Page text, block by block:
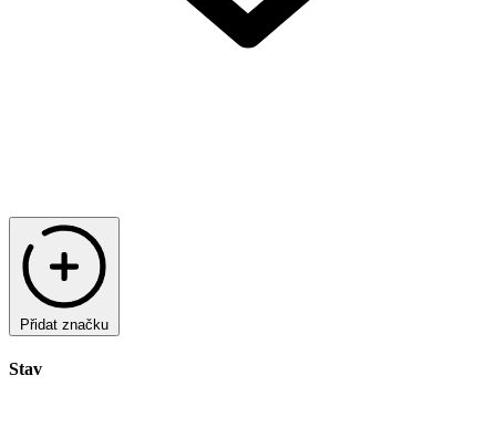
Přidat značku
Stav